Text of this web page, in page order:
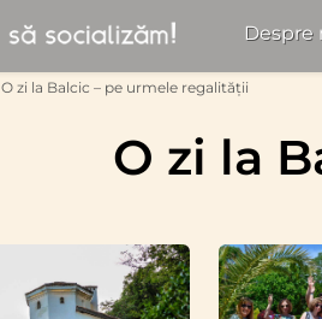
Despre
O zi la Balcic – pe urmele regalității
O zi la